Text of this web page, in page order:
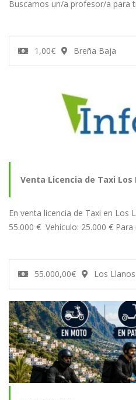
Buscamos un/a profesor/a para
1,00€ Breña Baja
Venta Licencia de Taxi Los
En venta licencia de Taxi en Los
55.000 € Vehículo: 25.000 €
55.000,00€ Los